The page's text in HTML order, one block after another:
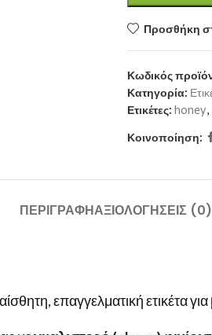
Προσθήκη
Κωδικός
Κατηγορία:
Ετικέτες: honey,
Κοινοποίηση:
ΠΕΡΙΓΡΑΦΉΑΞΙΟΛΟΓΉΣΕΙΣ (0)
επαγγελματική ετικέτα για